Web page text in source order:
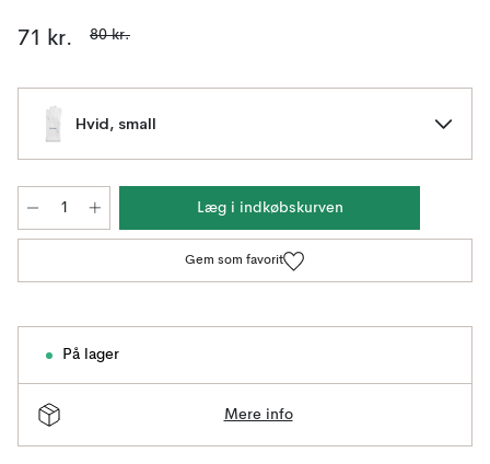
71 kr. 80 kr.
Hvid, small
Læg i indkøbskurven
Gem som favorit
På lager
Mere info